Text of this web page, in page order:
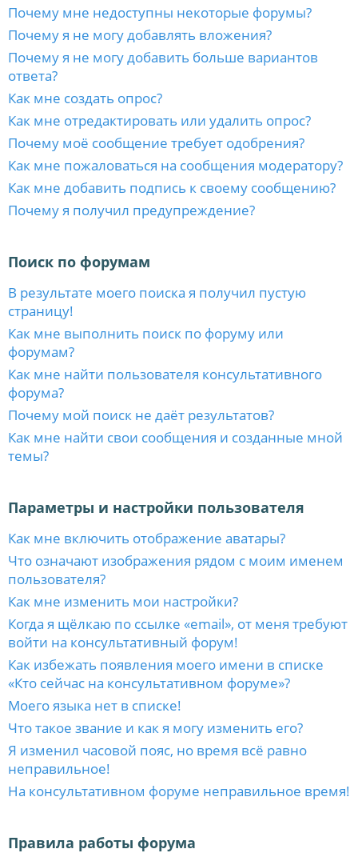
Почему мне недоступны некоторые форумы?
Почему я не могу добавлять вложения?
Почему я не могу добавить больше вариантов
ответа?
Как мне создать опрос?
Как мне отредактировать или удалить опрос?
Почему моё сообщение требует одобрения?
Как мне пожаловаться на сообщения модератору?
Как мне добавить подпись к своему сообщению?
Почему я получил предупреждение?
Поиск по форумам
В результате моего поиска я получил пустую
страницу!
Как мне выполнить поиск по форуму или
форумам?
Как мне найти пользователя консультативного
форума?
Почему мой поиск не даёт результатов?
Как мне найти свои сообщения и созданные мной
темы?
Параметры и настройки пользователя
Как мне включить отображение аватары?
Что означают изображения рядом с моим именем
пользователя?
Как мне изменить мои настройки?
Когда я щёлкаю по ссылке «email», от меня требуют
войти на консультативный форум!
Как избежать появления моего имени в списке
«Кто сейчас на консультативном форуме»?
Моего языка нет в списке!
Что такое звание и как я могу изменить его?
Я изменил часовой пояс, но время всё равно
неправильное!
На консультативном форуме неправильное время!
Правила работы форума